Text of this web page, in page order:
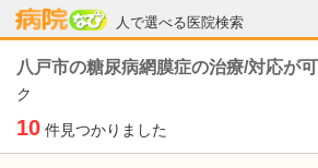
人で選べる医院検索
病院なび
八戸市の糖尿病網膜症の治療/対応が
ク
10 件見つかりました